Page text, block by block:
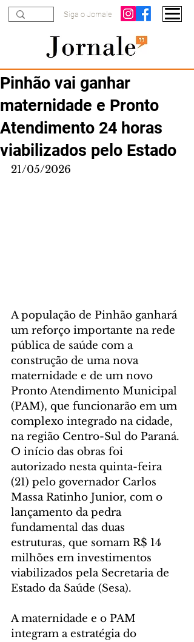
Siga o Jornale
Pinhão vai ganhar
maternidade e Pronto
Atendimento 24 horas
viabilizados pelo Estado
21/05/2026
A população de Pinhão ganhará
um reforço importante na rede
pública de saúde com a
construção de uma nova
maternidade e de um novo
Pronto Atendimento Municipal
(PAM), que funcionarão em um
complexo integrado na cidade,
na região Centro-Sul do Paraná.
O início das obras foi
autorizado nesta quinta-feira
(21) pelo governador Carlos
Massa Ratinho Junior, com o
lançamento da pedra
fundamental das duas
estruturas, que somam R$ 14
milhões em investimentos
viabilizados pela Secretaria de
Estado da Saúde (Sesa).
A maternidade e o PAM
integram a estratégia do